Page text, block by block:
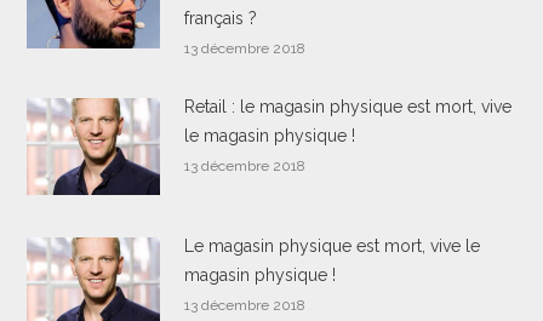
français ?
13 décembre 2018
Retail : le magasin physique est mort, vive
le magasin physique !
13 décembre 2018
Le magasin physique est mort, vive le
magasin physique !
13 décembre 2018